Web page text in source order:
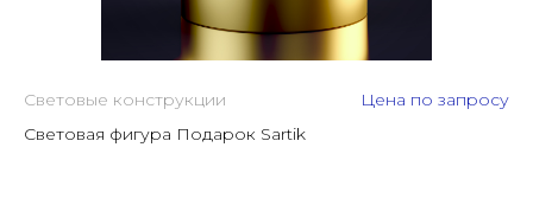
Световые конструкции
Цена по запросу
Световая фигура Подарок Sartik